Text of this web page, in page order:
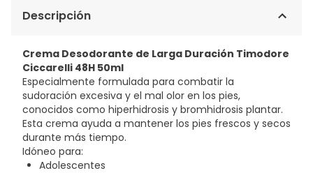
Descripción
Crema Desodorante de Larga Duración Timodore
Ciccarelli 48H 50ml
Especialmente formulada para combatir la
sudoración excesiva y el mal olor en los pies,
conocidos como hiperhidrosis y bromhidrosis plantar.
Esta crema ayuda a mantener los pies frescos y secos
durante más tiempo.
Idóneo para:
Adolescentes